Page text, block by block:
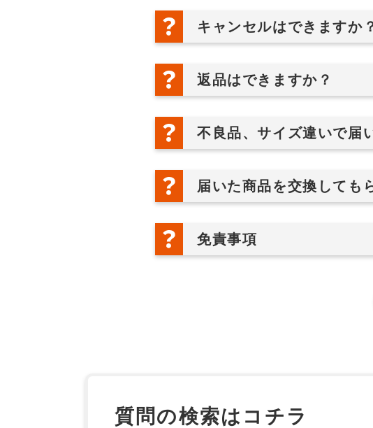
キャンセルはできますか
返品はできますか？
不良品、サイズ違いで届
届いた商品を交換しても
免責事項
質問の検索はコチラ